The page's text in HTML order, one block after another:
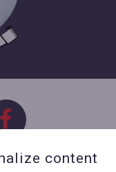
content